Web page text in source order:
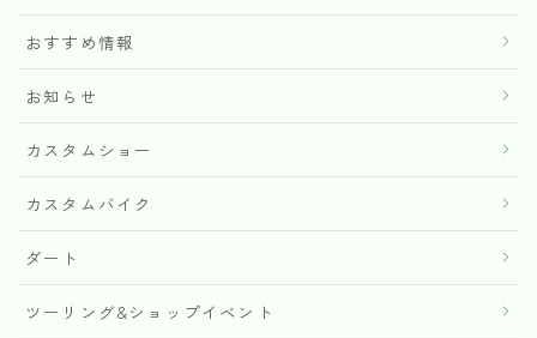
おすすめ情報
お知らせ
カスタムショー
カスタムバイク
ダート
ツーリング&ショップイベント